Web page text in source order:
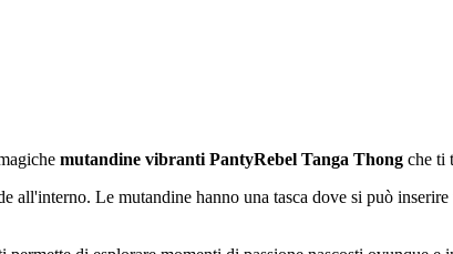
mutandine vibranti PantyRebel Tanga Thong che ti
all'interno. Le mutandine hanno una tasca dove si può inserire